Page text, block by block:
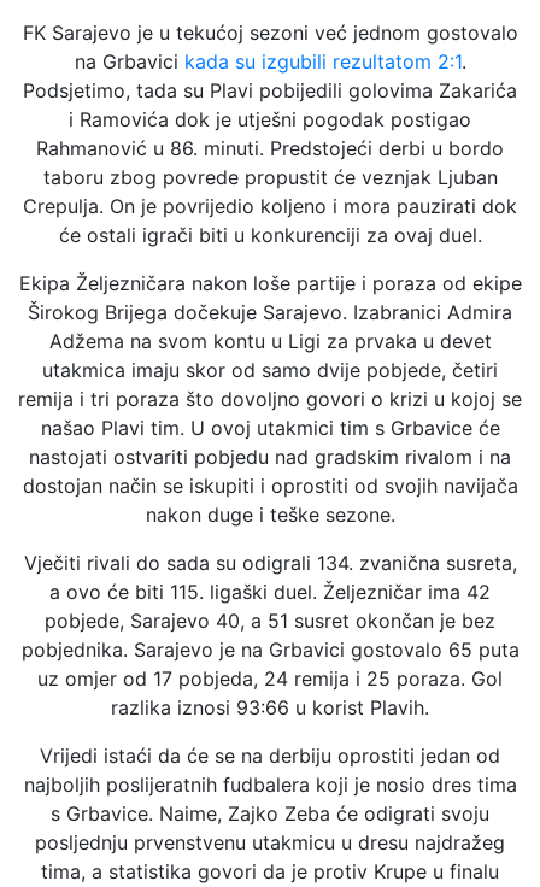
FK Sarajevo je u tekućoj sezoni već jednom gostovalo
na Grbavici kada su izgubili rezultatom 2:1.
Podsjetimo, tada su Plavi pobijedili golovima Zakarića
i Ramovića dok je utješni pogodak postigao
Rahmanović u 86. minuti. Predstojeći derbi u bordo
taboru zbog povrede propustit će veznjak Ljuban
Crepulja. On je povrijedio koljeno i mora pauzirati dok
će ostali igrači biti u konkurenciji za ovaj duel.
Ekipa Željezničara nakon loše partije i poraza od ekipe
Širokog Brijega dočekuje Sarajevo. Izabranici Admira
Adžema na svom kontu u Ligi za prvaka u devet
utakmica imaju skor od samo dvije pobjede, četiri
remija i tri poraza što dovoljno govori o krizi u kojoj se
našao Plavi tim. U ovoj utakmici tim s Grbavice će
nastojati ostvariti pobjedu nad gradskim rivalom i na
dostojan način se iskupiti i oprostiti od svojih navijača
nakon duge i teške sezone.
Vječiti rivali do sada su odigrali 134. zvanična susreta,
a ovo će biti 115. ligaški duel. Željezničar ima 42
pobjede, Sarajevo 40, a 51 susret okončan je bez
pobjednika. Sarajevo je na Grbavici gostovalo 65 puta
uz omjer od 17 pobjeda, 24 remija i 25 poraza. Gol
razlika iznosi 93:66 u korist Plavih.
Vrijedi istaći da će se na derbiju oprostiti jedan od
najboljih poslijeratnih fudbalera koji je nosio dres tima
s Grbavice. Naime, Zajko Zeba će odigrati svoju
posljednju prvenstvenu utakmicu u dresu najdražeg
tima, a statistika govori da je protiv Krupe u finalu